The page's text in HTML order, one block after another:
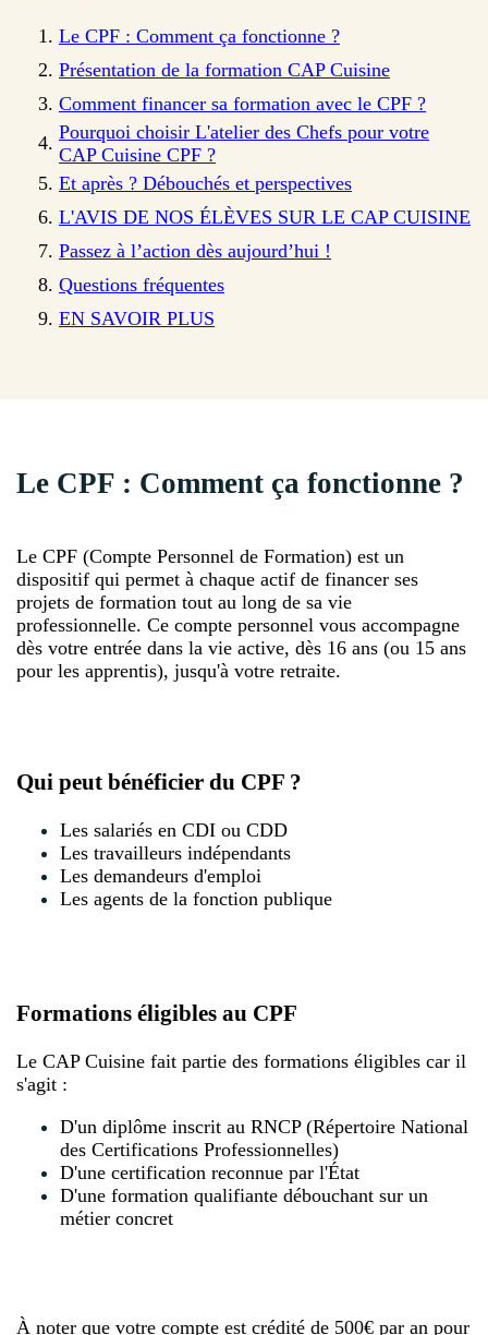
Le CPF : Comment ça fonctionne ?
Présentation de la formation CAP Cuisine
Comment financer sa formation avec le CPF ?
Pourquoi choisir L'atelier des Chefs pour votre
CAP Cuisine CPF ?
Et après ? Débouchés et perspectives
L'AVIS DE NOS ÉLÈVES SUR LE CAP CUISINE
Passez à l’action dès aujourd’hui !
Questions fréquentes
EN SAVOIR PLUS
Le CPF : Comment ça fonctionne ?
Le CPF (Compte Personnel de Formation) est un
dispositif qui permet à chaque actif de financer ses
projets de formation tout au long de sa vie
professionnelle. Ce compte personnel vous accompagne
dès votre entrée dans la vie active, dès 16 ans (ou 15 ans
pour les apprentis), jusqu'à votre retraite.
Qui peut bénéficier du CPF ?
Les salariés en CDI ou CDD
Les travailleurs indépendants
Les demandeurs d'emploi
Les agents de la fonction publique
Formations éligibles au CPF
Le CAP Cuisine fait partie des formations éligibles car il
s'agit :
D'un diplôme inscrit au RNCP (Répertoire National
des Certifications Professionnelles)
D'une certification reconnue par l'État
D'une formation qualifiante débouchant sur un
métier concret
À noter que votre compte est crédité de 500€ par an pour